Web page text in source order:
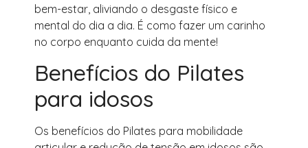
bem-estar, aliviando o desgaste físico e
mental do dia a dia. É como fazer um carinho
no corpo enquanto cuida da mente!
Benefícios do Pilates
para idosos
Os benefícios do Pilates para mobilidade